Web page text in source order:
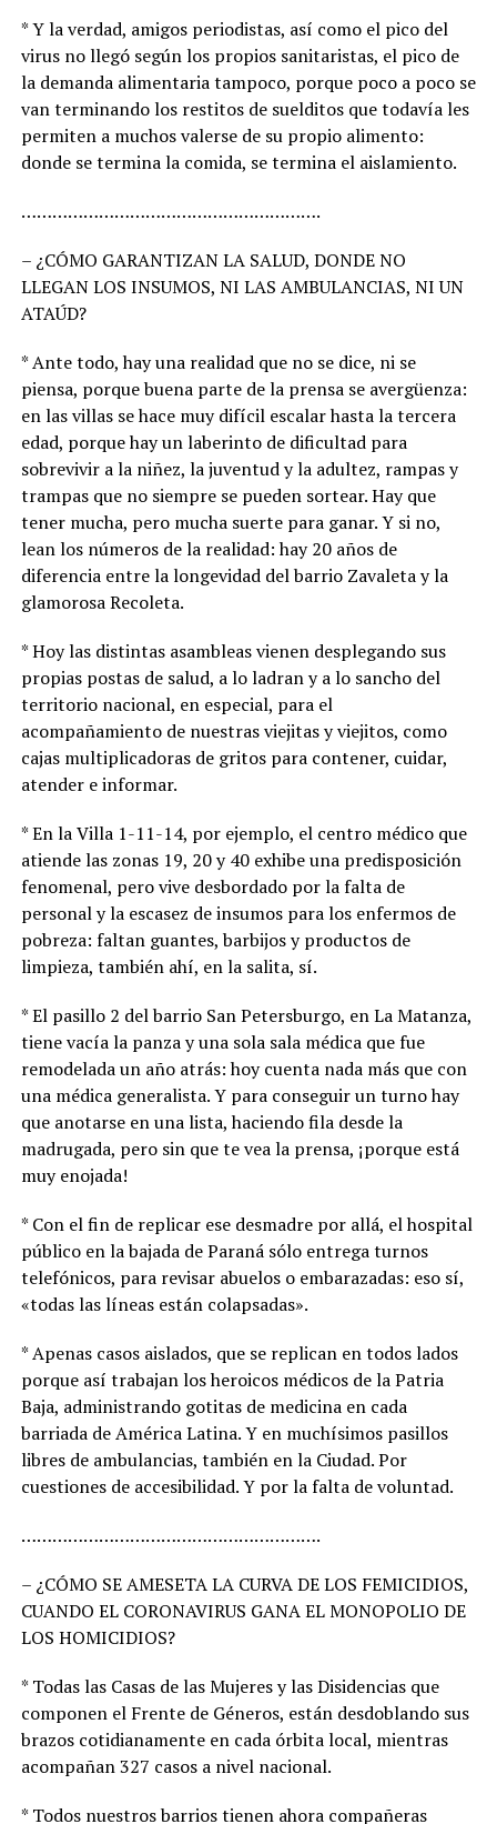
* Y la verdad, amigos periodistas, así como el pico del
virus no llegó según los propios sanitaristas, el pico de
la demanda alimentaria tampoco, porque poco a poco se
van terminando los restitos de suelditos que todavía les
permiten a muchos valerse de su propio alimento:
donde se termina la comida, se termina el aislamiento.
………………………………………………….
– ¿CÓMO GARANTIZAN LA SALUD, DONDE NO
LLEGAN LOS INSUMOS, NI LAS AMBULANCIAS, NI UN
ATAÚD?
* Ante todo, hay una realidad que no se dice, ni se
piensa, porque buena parte de la prensa se avergüenza:
en las villas se hace muy difícil escalar hasta la tercera
edad, porque hay un laberinto de dificultad para
sobrevivir a la niñez, la juventud y la adultez, rampas y
trampas que no siempre se pueden sortear. Hay que
tener mucha, pero mucha suerte para ganar. Y si no,
lean los números de la realidad: hay 20 años de
diferencia entre la longevidad del barrio Zavaleta y la
glamorosa Recoleta.
* Hoy las distintas asambleas vienen desplegando sus
propias postas de salud, a lo ladran y a lo sancho del
territorio nacional, en especial, para el
acompañamiento de nuestras viejitas y viejitos, como
cajas multiplicadoras de gritos para contener, cuidar,
atender e informar.
* En la Villa 1-11-14, por ejemplo, el centro médico que
atiende las zonas 19, 20 y 40 exhibe una predisposición
fenomenal, pero vive desbordado por la falta de
personal y la escasez de insumos para los enfermos de
pobreza: faltan guantes, barbijos y productos de
limpieza, también ahí, en la salita, sí.
* El pasillo 2 del barrio San Petersburgo, en La Matanza,
tiene vacía la panza y una sola sala médica que fue
remodelada un año atrás: hoy cuenta nada más que con
una médica generalista. Y para conseguir un turno hay
que anotarse en una lista, haciendo fila desde la
madrugada, pero sin que te vea la prensa, ¡porque está
muy enojada!
* Con el fin de replicar ese desmadre por allá, el hospital
público en la bajada de Paraná sólo entrega turnos
telefónicos, para revisar abuelos o embarazadas: eso sí,
«todas las líneas están colapsadas».
* Apenas casos aislados, que se replican en todos lados
porque así trabajan los heroicos médicos de la Patria
Baja, administrando gotitas de medicina en cada
barriada de América Latina. Y en muchísimos pasillos
libres de ambulancias, también en la Ciudad. Por
cuestiones de accesibilidad. Y por la falta de voluntad.
………………………………………………….
– ¿CÓMO SE AMESETA LA CURVA DE LOS FEMICIDIOS,
CUANDO EL CORONAVIRUS GANA EL MONOPOLIO DE
LOS HOMICIDIOS?
* Todas las Casas de las Mujeres y las Disidencias que
componen el Frente de Géneros, están desdoblando sus
brazos cotidianamente en cada órbita local, mientras
acompañan 327 casos a nivel nacional.
* Todos nuestros barrios tienen ahora compañeras